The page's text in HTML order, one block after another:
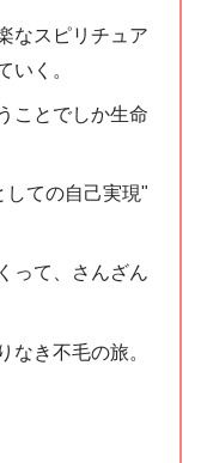
なスピリチュア
いく。
ことでしか生命
しての自己実現"
って、さんざん
なき不毛の旅。